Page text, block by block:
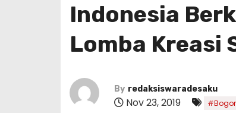
Indonesia
Lomba Kreasi
By redaksiswaradesaku
Nov 23, 2019